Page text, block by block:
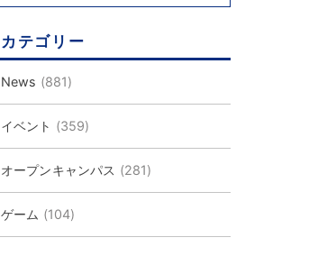
カテゴリー
News (881)
イベント (359)
オープンキャンパス (281)
ゲーム (104)